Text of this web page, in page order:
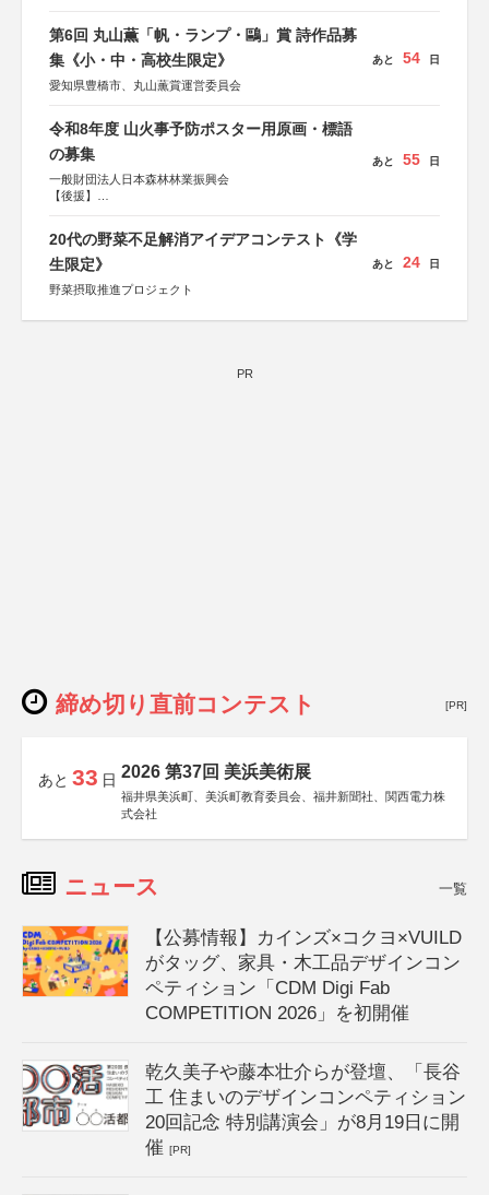
第6回 丸山薫「帆・ランプ・鷗」賞 詩作品募
集《小・中・高校生限定》
愛知県豊橋市、丸山薫賞運営委員会
あと 54 日
令和8年度 山火事予防ポスター用原画・標語
の募集
一般財団法人日本森林林業振興会
【後援】
あと 55 日
20代の野菜不足解消アイデアコンテスト《学
生限定》
野菜摂取推進プロジェクト
あと 24 日
PR
締め切り直前コンテスト [PR]
あと 33 日 2026 第37回 美浜美術展
福井県美浜町、美浜町教育委員会、福井新聞社、関西電力株
式会社
ニュース 一覧
【公募情報】カインズ×コクヨ×VUILD
がタッグ、家具・木工品デザインコン
ペティション「CDM Digi Fab
COMPETITION 2026」を初開催
乾久美子や藤本壮介らが登壇、「長谷
工 住まいのデザインコンペティション
20回記念 特別講演会」が8月19日に開
催[PR]